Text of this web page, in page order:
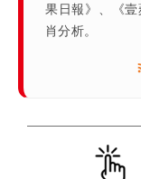
果日報》、《
肖分析。